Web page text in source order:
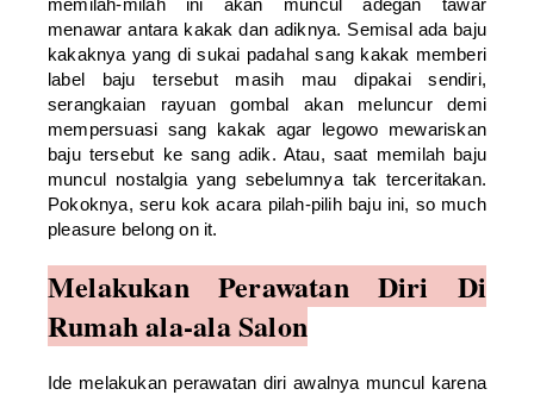
memilah-milah ini akan muncul adegan tawar
menawar antara kakak dan adiknya. Semisal ada baju
kakaknya yang di sukai padahal sang kakak memberi
label baju tersebut masih mau dipakai sendiri,
serangkaian rayuan gombal akan meluncur demi
mempersuasi sang kakak agar legowo mewariskan
baju tersebut ke sang adik. Atau, saat memilah baju
muncul nostalgia yang sebelumnya tak terceritakan.
Pokoknya, seru kok acara pilah-pilih baju ini, so much
pleasure belong on it.
Melakukan Perawatan Diri Di
Rumah ala-ala Salon
Ide melakukan perawatan diri awalnya muncul karena